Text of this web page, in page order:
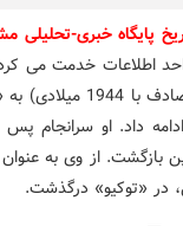
پایگاه خبری-تحلیلی
اطلاعات خدمت می
بازگشت. از وی به